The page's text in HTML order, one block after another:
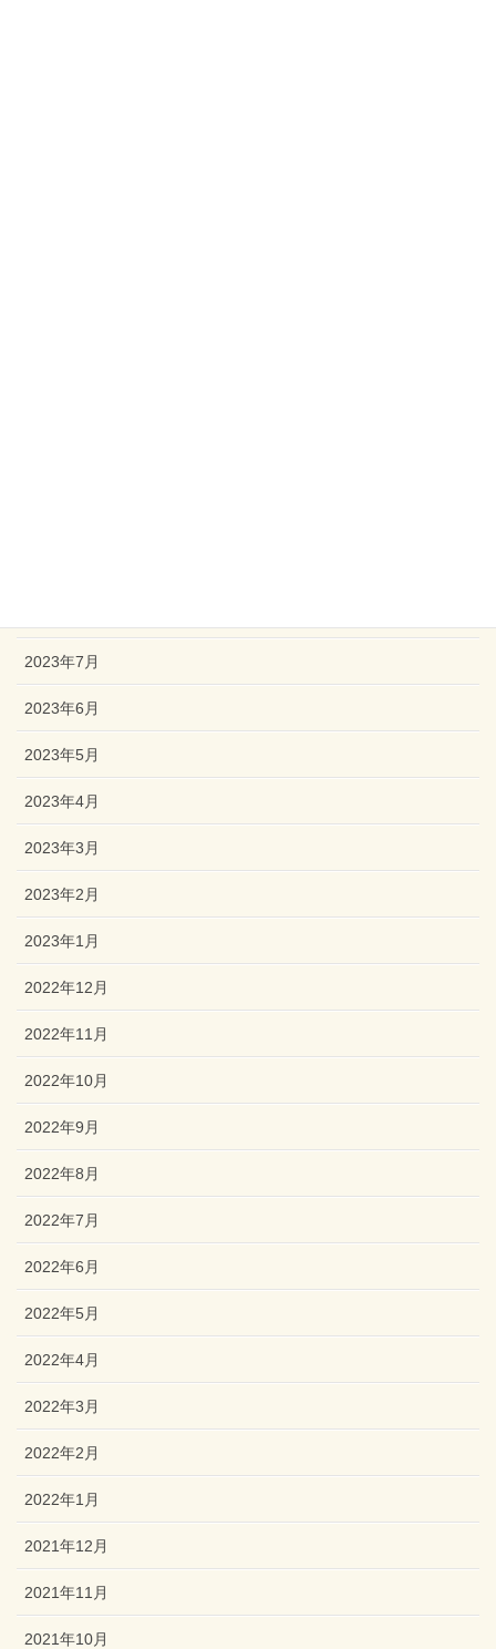
2023年7月
2023年6月
2023年5月
2023年4月
2023年3月
2023年2月
2023年1月
2022年12月
2022年11月
2022年10月
2022年9月
2022年8月
2022年7月
2022年6月
2022年5月
2022年4月
2022年3月
2022年2月
2022年1月
2021年12月
2021年11月
2021年10月